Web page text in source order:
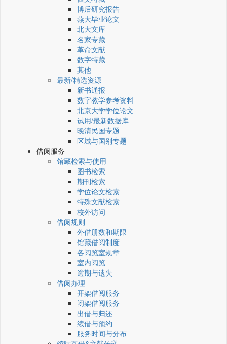
博后研究报告
燕大毕业论文
北大文库
名家专藏
革命文献
数字特藏
其他
最新/精选资源
新书通报
数字教学参考资料
北京大学学位论文
试用/最新数据库
晚清民国专题
区域与国别专题
借阅服务
馆藏检索与使用
图书检索
期刊检索
学位论文检索
特殊文献检索
校外访问
借阅规则
外借册数和期限
馆藏借阅制度
各阅览室规章
室内阅览
逾期与遗失
借阅办理
开架借阅服务
闭架借阅服务
出借与归还
续借与预约
服务时间与分布